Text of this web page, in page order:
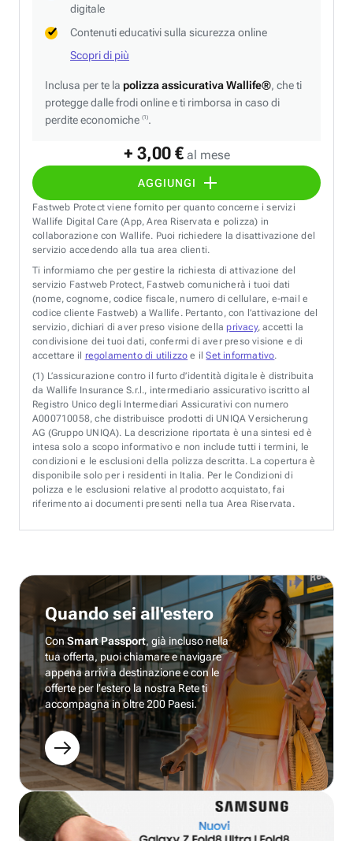
+ 3,00 € al mese
AGGIUNGI
digitale
Contenuti educativi sulla sicurezza online
Scopri di più
Inclusa per te la polizza assicurativa Wallife®, che ti
protegge dalle frodi online e ti rimborsa in caso di
perdite economiche (1).
Fastweb Protect viene fornito per quanto concerne i servizi
Wallife Digital Care (App, Area Riservata e polizza) in
collaborazione con Wallife. Puoi richiedere la disattivazione del
servizio accedendo alla tua area clienti.
Ti informiamo che per gestire la richiesta di attivazione del
servizio Fastweb Protect, Fastweb comunicherà i tuoi dati
(nome, cognome, codice fiscale, numero di cellulare, e-mail e
codice cliente Fastweb) a Wallife. Pertanto, con l’attivazione del
servizio, dichiari di aver preso visione della privacy, accetti la
condivisione dei tuoi dati, confermi di aver preso visione e di
accettare il regolamento di utilizzo e ilSet informativo.
(1) L’assicurazione contro il furto d’identità digitale è distribuita
da Wallife Insurance S.r.l., intermediario assicurativo iscritto al
Registro Unico degli Intermediari Assicurativi con numero
A000710058, che distribuisce prodotti di UNIQA Versicherung
AG (Gruppo UNIQA). La descrizione riportata è una sintesi ed è
intesa solo a scopo informativo e non include tutti i termini, le
condizioni e le esclusioni della polizza descritta. La copertura è
disponibile solo per i residenti in Italia. Per le Condizioni di
polizza e le esclusioni relative al prodotto acquistato, fai
riferimento ai documenti presenti nella tua Area Riservata.
Quando sei all'estero
ConSmart Passport, già incluso nella
tua offerta, puoi chiamare e navigare
appena arrivi a destinazione e con le
offerte per l’estero la nostra Rete ti
accompagna in oltre 200 Paesi.